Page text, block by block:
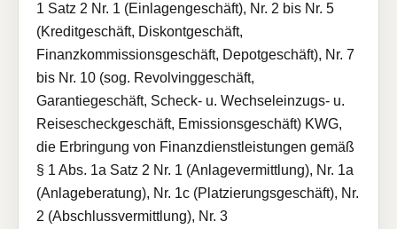
1 Satz 2 Nr. 1 (Einlagengeschäft), Nr. 2 bis Nr. 5
(Kreditgeschäft, Diskontgeschäft,
Finanzkommissionsgeschäft, Depotgeschäft), Nr. 7
bis Nr. 10 (sog. Revolvinggeschäft,
Garantiegeschäft, Scheck- u. Wechseleinzugs- u.
Reisescheckgeschäft, Emissionsgeschäft) KWG,
die Erbringung von Finanzdienstleistungen gemäß
§ 1 Abs. 1a Satz 2 Nr. 1 (Anlagevermittlung), Nr. 1a
(Anlageberatung), Nr. 1c (Platzierungsgeschäft), Nr.
2 (Abschlussvermittlung), Nr. 3